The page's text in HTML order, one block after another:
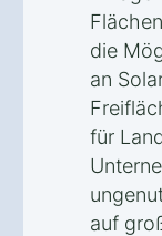
die
an
für
auf